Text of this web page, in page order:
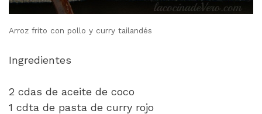
Arroz frito con pollo y curry tailandés
Ingredientes
2 cdas de aceite de coco
1 cdta de pasta de curry rojo